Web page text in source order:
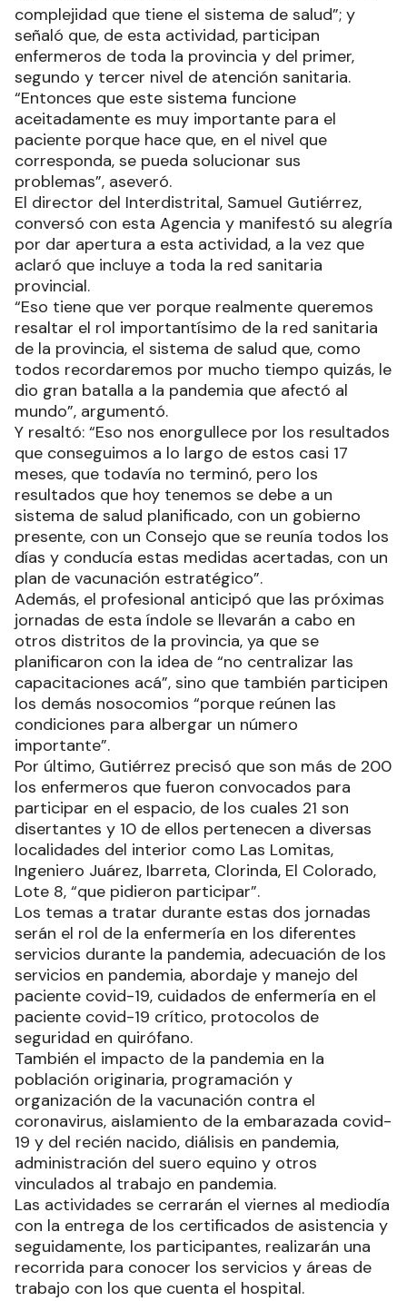
complejidad que tiene el sistema de salud”; y
señaló que, de esta actividad, participan
enfermeros de toda la provincia y del primer,
segundo y tercer nivel de atención sanitaria.
“Entonces que este sistema funcione
aceitadamente es muy importante para el
paciente porque hace que, en el nivel que
corresponda, se pueda solucionar sus
problemas”, aseveró.
El director del Interdistrital, Samuel Gutiérrez,
conversó con esta Agencia y manifestó su alegría
por dar apertura a esta actividad, a la vez que
aclaró que incluye a toda la red sanitaria
provincial.
“Eso tiene que ver porque realmente queremos
resaltar el rol importantísimo de la red sanitaria
de la provincia, el sistema de salud que, como
todos recordaremos por mucho tiempo quizás, le
dio gran batalla a la pandemia que afectó al
mundo”, argumentó.
Y resaltó: “Eso nos enorgullece por los resultados
que conseguimos a lo largo de estos casi 17
meses, que todavía no terminó, pero los
resultados que hoy tenemos se debe a un
sistema de salud planificado, con un gobierno
presente, con un Consejo que se reunía todos los
días y conducía estas medidas acertadas, con un
plan de vacunación estratégico”.
Además, el profesional anticipó que las próximas
jornadas de esta índole se llevarán a cabo en
otros distritos de la provincia, ya que se
planificaron con la idea de “no centralizar las
capacitaciones acá”, sino que también participen
los demás nosocomios “porque reúnen las
condiciones para albergar un número
importante”.
Por último, Gutiérrez precisó que son más de 200
los enfermeros que fueron convocados para
participar en el espacio, de los cuales 21 son
disertantes y 10 de ellos pertenecen a diversas
localidades del interior como Las Lomitas,
Ingeniero Juárez, Ibarreta, Clorinda, El Colorado,
Lote 8, “que pidieron participar”.
Los temas a tratar durante estas dos jornadas
serán el rol de la enfermería en los diferentes
servicios durante la pandemia, adecuación de los
servicios en pandemia, abordaje y manejo del
paciente covid-19, cuidados de enfermería en el
paciente covid-19 crítico, protocolos de
seguridad en quirófano.
También el impacto de la pandemia en la
población originaria, programación y
organización de la vacunación contra el
coronavirus, aislamiento de la embarazada covid-
19 y del recién nacido, diálisis en pandemia,
administración del suero equino y otros
vinculados al trabajo en pandemia.
Las actividades se cerrarán el viernes al mediodía
con la entrega de los certificados de asistencia y
seguidamente, los participantes, realizarán una
recorrida para conocer los servicios y áreas de
trabajo con los que cuenta el hospital.